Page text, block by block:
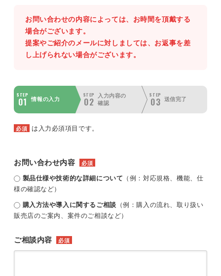
お問い合わせの内容によっては、お時間を頂戴する
場合がございます。
提案やご紹介のメールに対しましては、お返事を差
し上げられない場合がございます。
STEP
01 情報の入力
STEP
02
入力内容の
確認
STEP
03 送信完了
必須 は入力必須項目です。
お問い合わせ内容 必須
製品仕様や技術的な詳細について （例：対応規格、機能、仕
様の確認など）
購入方法や導入に関するご相談 （例：購入の流れ、取り扱い
販売店のご案内、案件のご相談など）
ご相談内容 必須